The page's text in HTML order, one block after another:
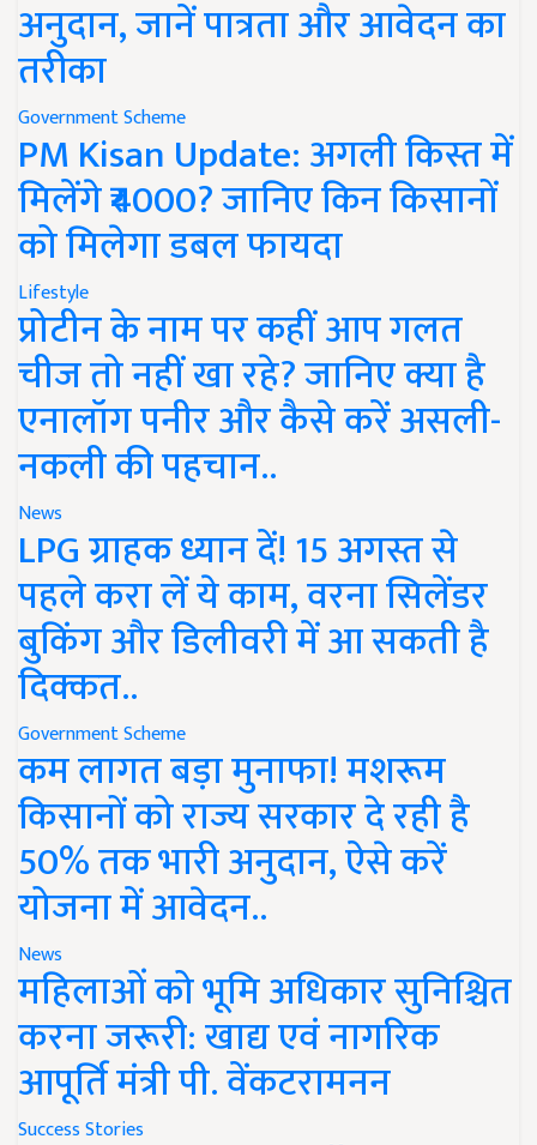
अनुदान, जानें पात्रता और आवेदन का
तरीका
Government Scheme
PM Kisan Update: अगली किस्त में
मिलेंगे ₹4000? जानिए किन किसानों
को मिलेगा डबल फायदा
Lifestyle
प्रोटीन के नाम पर कहीं आप गलत
चीज तो नहीं खा रहे? जानिए क्या है
एनालॉग पनीर और कैसे करें असली-
नकली की पहचान..
News
LPG ग्राहक ध्यान दें! 15 अगस्त से
पहले करा लें ये काम, वरना सिलेंडर
बुकिंग और डिलीवरी में आ सकती है
दिक्कत..
Government Scheme
कम लागत बड़ा मुनाफा! मशरूम
किसानों को राज्य सरकार दे रही है
50% तक भारी अनुदान, ऐसे करें
योजना में आवेदन..
News
महिलाओं को भूमि अधिकार सुनिश्चित
करना जरूरी: खाद्य एवं नागरिक
आपूर्ति मंत्री पी. वेंकटरामनन
Success Stories